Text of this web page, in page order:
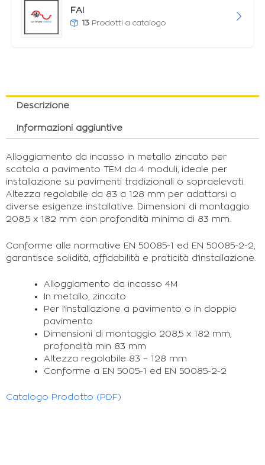
FAI
13 Prodotti a catalogo
Descrizione
Informazioni aggiuntive
Alloggiamento da incasso in metallo zincato per
scatola a pavimento TEM da 4 moduli, ideale per
installazione su pavimenti tradizionali o sopraelevati.
Altezza regolabile da 83 a 128 mm per adattarsi a
diverse esigenze installative. Dimensioni di montaggio
208,5 x 182 mm con profondità minima di 83 mm.
Conforme alle normative EN 50085-1 ed EN 50085-2-2,
garantisce solidità, affidabilità e praticità d’installazione.
Alloggiamento da incasso 4M
In metallo, zincato
Per l’installazione a pavimento o in doppio
pavimento
Dimensioni di montaggio 208,5 x 182 mm,
profondità min 83 mm
Altezza regolabile 83 – 128 mm
Conforme a EN 5005-1 ed EN 50085-2-2
Catalogo Prodotto (PDF)